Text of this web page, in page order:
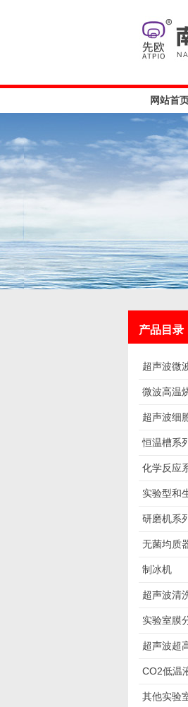
网站首
产品目录
超声波微
微波高温
超声波细
恒温槽系
化学反应
研磨机系
无菌均质
制冰机
超声波清
实验室膜
CO2低温
其他实验